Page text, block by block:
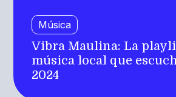
Música
Vibra Maulina: La
música local que
2024